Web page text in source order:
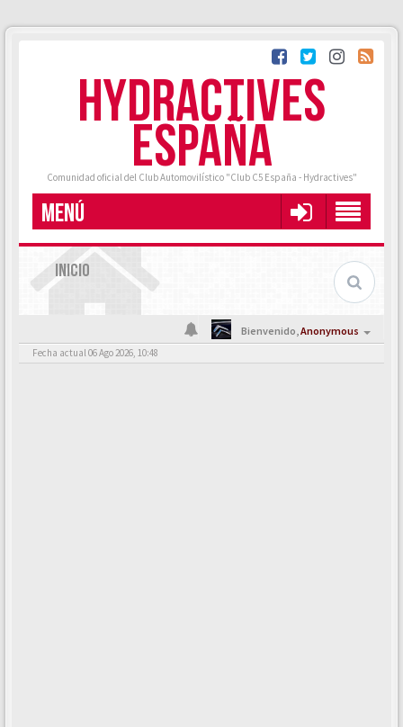
HYDRACTIVES
ESPAÑA
Comunidad oficial del Club Automovilístico "Club C5 España - Hydractives"
MENÚ
INICIO
Bienvenido,Anonymous
Fecha actual 06 Ago 2026, 10:48